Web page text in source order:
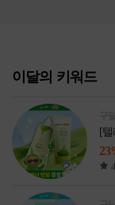
이달의 키워드
구달
[